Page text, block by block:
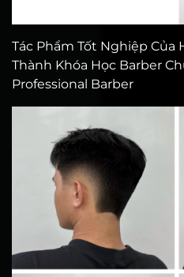
Tác Phẩm Tốt Nghiệp Của
Thành Khóa Học Barber
Professional Barber